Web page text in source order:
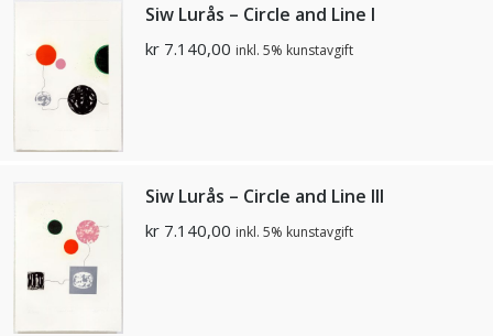
Siw Lurås – Circle and Line I
kr 7.140,00 inkl. 5% kunstavgift
Siw Lurås – Circle and Line III
kr 7.140,00 inkl. 5% kunstavgift